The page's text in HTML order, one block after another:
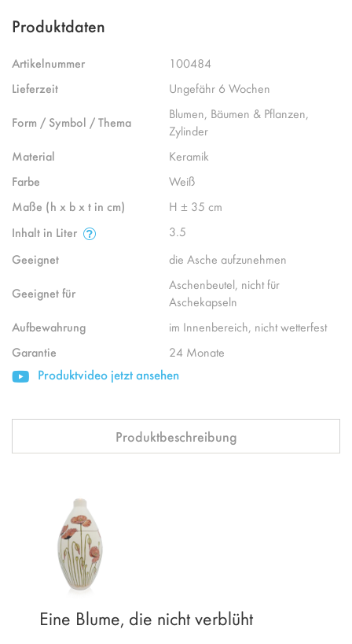
Produktdaten
Artikelnummer
100484
Lieferzeit
Ungefähr 6 Wochen
Form / Symbol / Thema
Blumen, Bäumen & Pflanzen,
Zylinder
Material
Keramik
Farbe
Weiß
Maße (h x b x t in cm)
H ± 35 cm
Inhalt in Liter
3.5
Geeignet
die Asche aufzunehmen
Geeignet für
Aschenbeutel, nicht für
Aschekapseln
Aufbewahrung
im Innenbereich, nicht wetterfest
Garantie
24 Monate
Produktvideo jetzt ansehen
Produktbeschreibung
Eine Blume, die nicht verblüht